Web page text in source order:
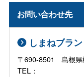
お問い合わせ先
しまねブラ
〒690-8501 島根県
TEL：